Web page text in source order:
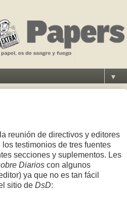
▼
reunión de directivos y editores
testimonios de tres fuentes
secciones y suplementos. Les
Diarios con algunos
ya que no es tan fácil
sitio de DsD: